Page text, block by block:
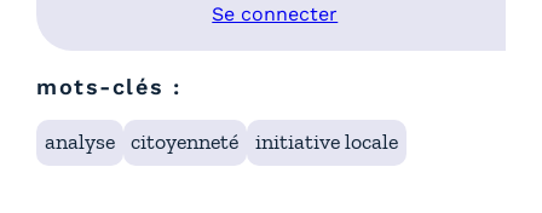
Se connecter
mots-clés :
analyse citoyenneté initiative locale